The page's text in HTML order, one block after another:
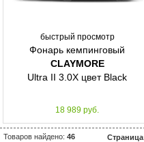
быстрый просмотр
Фонарь кемпинговый
CLAYMORE
Ultra II 3.0X цвет Black
18 989 руб.
Товаров найдено: 46